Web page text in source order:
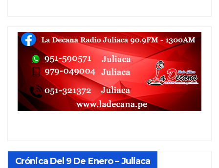
Crónica Del 9 De Enero – Juliaca